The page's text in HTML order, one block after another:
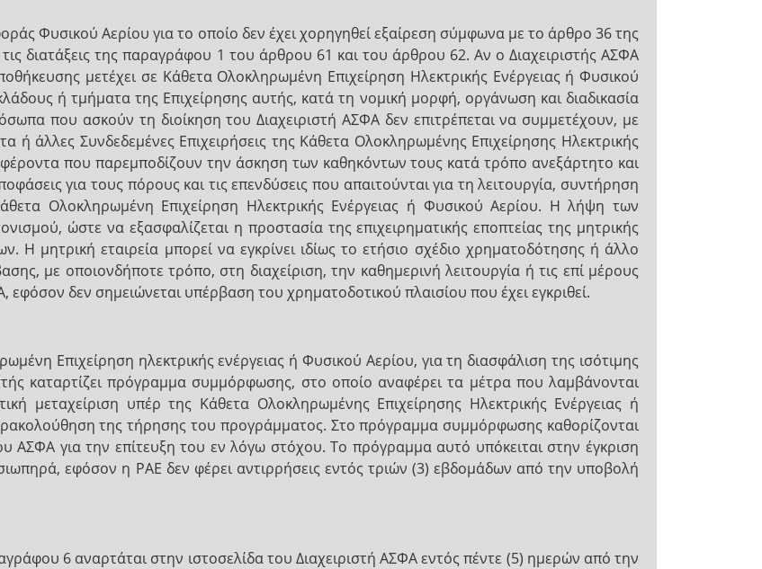
Φυσικού Αερίου για το οποίο δεν έχει χορηγηθεί εξαίρεση σύμφωνα με το άρθρο 36 της
διατάξεις της παραγράφου 1 του άρθρου 61 και του άρθρου 62. Αν ο Διαχειριστής ΑΣΦΑ
μετέχει σε Κάθετα Ολοκληρωμένη Επιχείρηση Ηλεκτρικής Ενέργειας ή Φυσικού
ή τμήματα της Επιχείρησης αυτής, κατά τη νομική μορφή, οργάνωση και διαδικασία
που ασκούν τη διοίκηση του Διαχειριστή ΑΣΦΑ δεν επιτρέπεται να συμμετέχουν, με
άλλες Συνδεδεμένες Επιχειρήσεις της Κάθετα Ολοκληρωμένης Επιχείρησης Ηλεκτρικής
που παρεμποδίζουν την άσκηση των καθηκόντων τους κατά τρόπο ανεξάρτητο και
για τους πόρους και τις επενδύσεις που απαιτούνται για τη λειτουργία, συντήρηση
Ολοκληρωμένη Επιχείρηση Ηλεκτρικής Ενέργειας ή Φυσικού Αερίου. Η λήψη των
ώστε να εξασφαλίζεται η προστασία της επιχειρηματικής εποπτείας της μητρικής
Η μητρική εταιρεία μπορεί να εγκρίνει ιδίως το ετήσιο σχέδιο χρηματοδότησης ή άλλο
με οποιονδήποτε τρόπο, στη διαχείριση, την καθημερινή λειτουργία ή τις επί μέρους
δεν σημειώνεται υπέρβαση του χρηματοδοτικού πλαισίου που έχει εγκριθεί.
Επιχείρηση ηλεκτρικής ενέργειας ή Φυσικού Αερίου, για τη διασφάλιση της ισότιμης
καταρτίζει πρόγραμμα συμμόρφωσης, στο οποίο αναφέρει τα μέτρα που λαμβάνονται
μεταχείριση υπέρ της Κάθετα Ολοκληρωμένης Επιχείρησης Ηλεκτρικής Ενέργειας ή
της τήρησης του προγράμματος. Στο πρόγραμμα συμμόρφωσης καθορίζονται
ΑΣΦΑ για την επίτευξη του εν λόγω στόχου. Το πρόγραμμα αυτό υπόκειται στην έγκριση
εφόσον η ΡΑΕ δεν φέρει αντιρρήσεις εντός τριών (3) εβδομάδων από την υποβολή
6 αναρτάται στην ιστοσελίδα του Διαχειριστή ΑΣΦΑ εντός πέντε (5) ημερών από την